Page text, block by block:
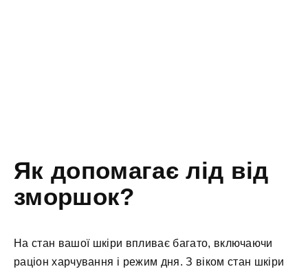
Як допомагає лід від
зморшок?
На стан вашої шкіри впливає багато, включаючи
раціон харчування і режим дня. З віком стан шкіри